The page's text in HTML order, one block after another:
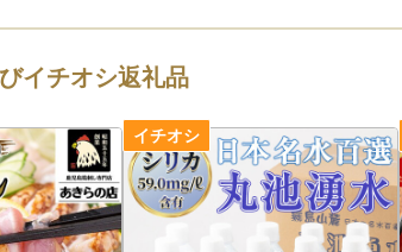
す。イチオシ返礼品